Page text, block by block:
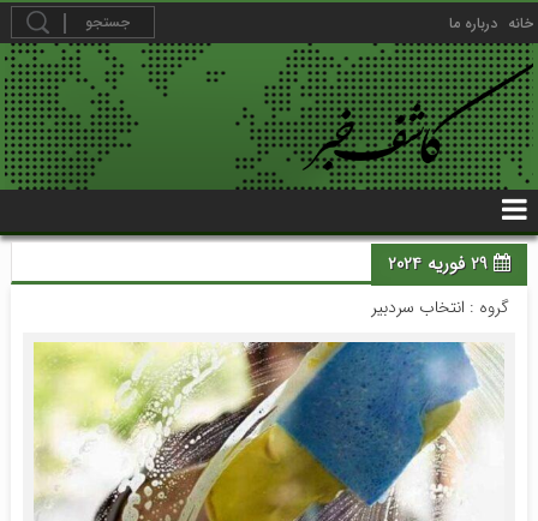
خانه درباره ما
29 فوریه 2024
گروه : انتخاب سردبیر